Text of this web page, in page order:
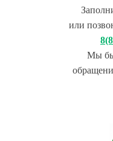
или
Мы